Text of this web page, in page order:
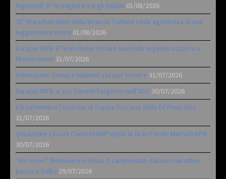
Signorelli 5^ la migliore tra gli italiani 01/08/2026
35ª Marathon Bike della Brianza: l’ultima sfida agonistica di una
leggendaria storia 01/08/2026
Europei MTB: il Team Relay firma il secondo argento azzurro a
Monteceneri 31/07/2026
Attenzione: Samara Maxwell sta per tornare 31/07/2026
Europei MTB: a Juri Zanotti l’argento nell’XCC 30/07/2026
Il 6 settembre l’esordio di Coppa Toscana della Gf Pinocchio
31/07/2026
Situazione circuiti Contest360° dopo la Gran Fondo Marradi MTB
30/07/2026
“Au revoir” Monselice in Rosa. Il campionato italiano marathon
passa a Gallio 29/07/2026